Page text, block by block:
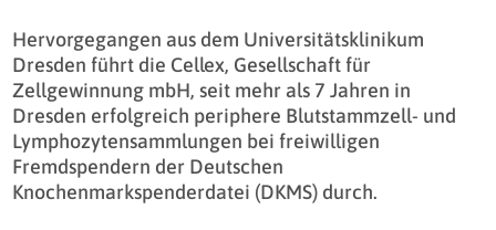
Hervorgegangen aus dem Universitätsklinikum
Dresden führt die Cellex, Gesellschaft für
Zellgewinnung mbH, seit mehr als 7 Jahren in
Dresden erfolgreich periphere Blutstammzell- und
Lymphozytensammlungen bei freiwilligen
Fremdspendern der Deutschen
Knochenmarkspenderdatei (DKMS) durch.